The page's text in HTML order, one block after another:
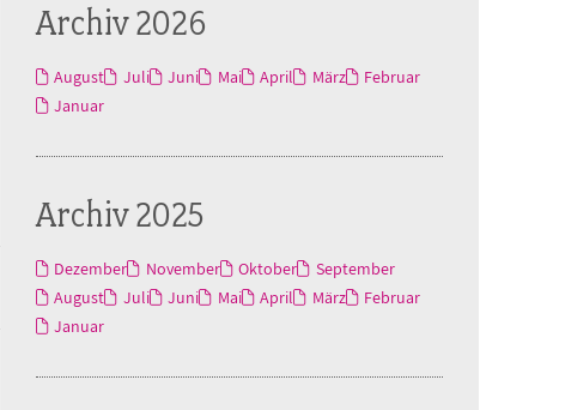
Archiv 2026
August Juli Juni Mai April März
Februar
Januar
Archiv 2025
Dezember November Oktober
September
August
Juli Juni Mai April März
Februar
Januar